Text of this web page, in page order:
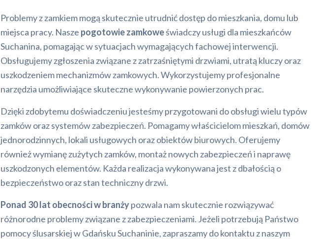
Problemy z zamkiem mogą skutecznie utrudnić dostęp do mieszkania, domu lub
miejsca pracy. Nasze pogotowie zamkoweświadczy usługi dla mieszkańców
Suchanina, pomagając w sytuacjach wymagających fachowej interwencji.
Obsługujemy zgłoszenia związane z zatrzaśniętymi drzwiami, utratą kluczy oraz
uszkodzeniem mechanizmów zamkowych. Wykorzystujemy profesjonalne
narzędzia umożliwiające skuteczne wykonywanie powierzonych prac.
Dzięki zdobytemu doświadczeniu jesteśmy przygotowani do obsługi wielu typów
zamków oraz systemów zabezpieczeń. Pomagamy właścicielom mieszkań, domów
jednorodzinnych, lokali usługowych oraz obiektów biurowych. Oferujemy
również wymianę zużytych zamków, montaż nowych zabezpieczeń i naprawę
uszkodzonych elementów. Każda realizacja wykonywana jest z dbałością o
bezpieczeństwo oraz stan techniczny drzwi.
Ponad 30 lat obecności w branżypozwala nam skutecznie rozwiązywać
różnorodne problemy związane z zabezpieczeniami. Jeżeli potrzebują Państwo
pomocy ślusarskiej w Gdańsku Suchaninie, zapraszamy do kontaktu z naszym